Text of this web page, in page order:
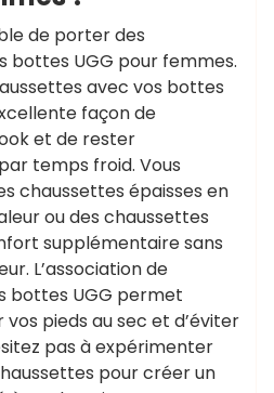
de porter des
bottes UGG pour femmes.
avec vos bottes
façon de
et de rester
temps froid. Vous
chaussettes épaisses en
ou des chaussettes
supplémentaire sans
L’association de
bottes UGG permet
pieds au sec et d’éviter
pas à expérimenter
pour créer un